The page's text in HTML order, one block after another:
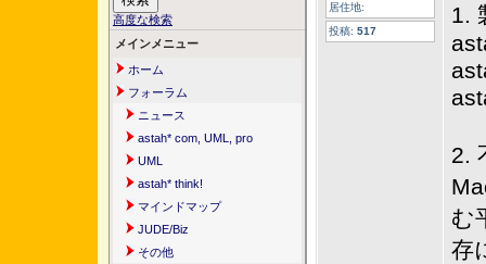
高度な検索
メインメニュー
ホーム
フォーラム
ニュース
astah* com, UML, pro
UML
astah* think!
マインドマップ
JUDE/Biz
その他
居住地:
投稿: 517
1.
2.
む
存